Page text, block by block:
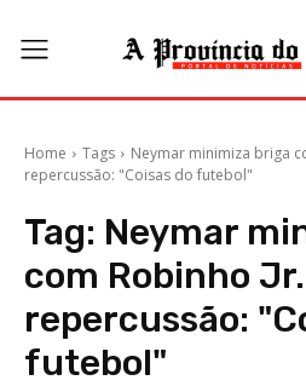
Home Tags
Neymar minimiza briga
repercussão: "Coisas do futebol"
Tag: Neymar
com Robinho
repercussão:
futebol"